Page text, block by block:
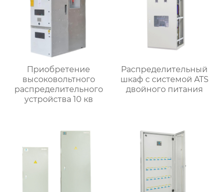
Приобретение
высоковольтного
распределительного
устройства 10 кв
Распределительный
шкаф с системой ATS
двойного питания